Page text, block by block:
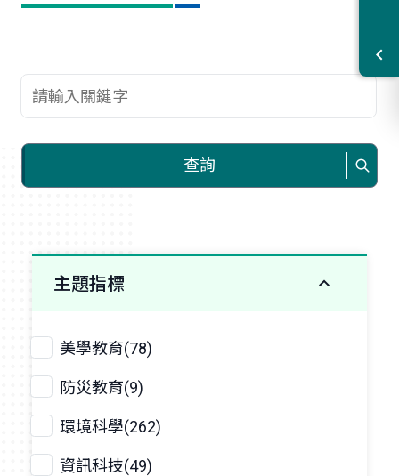
查詢關鍵字
查詢
主題指標
美學教育(78)
防災教育(9)
環境科學(262)
資訊科技(49)